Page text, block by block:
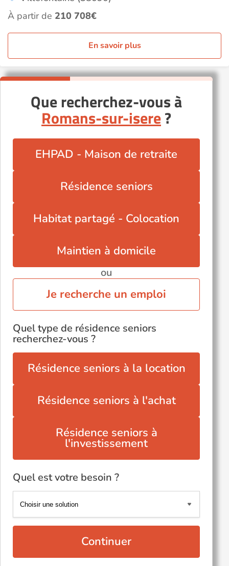
À partir de 210 708€
En savoir plus
Que recherchez-vous à
Romans-sur-isere?
EHPAD - Maison de retraite
Résidence seniors
Habitat partagé - Colocation
Maintien à domicile
ou
Je recherche un emploi
Quel type de résidence seniors
recherchez-vous ?
Résidence seniors à la location
Résidence seniors à l'achat
Résidence seniors à
l'investissement
Quel est votre besoin ?
Continuer